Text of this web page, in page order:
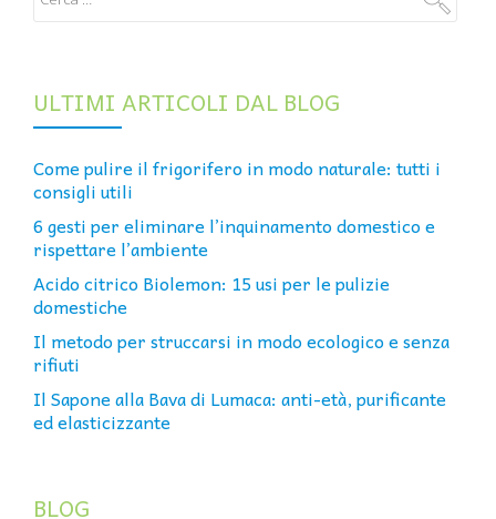
ULTIMI ARTICOLI DAL BLOG
Come pulire il frigorifero in modo naturale: tutti i
consigli utili
6 gesti per eliminare l’inquinamento domestico e
rispettare l’ambiente
Acido citrico Biolemon: 15 usi per le pulizie
domestiche
Il metodo per struccarsi in modo ecologico e senza
rifiuti
Il Sapone alla Bava di Lumaca: anti-età, purificante
ed elasticizzante
BLOG